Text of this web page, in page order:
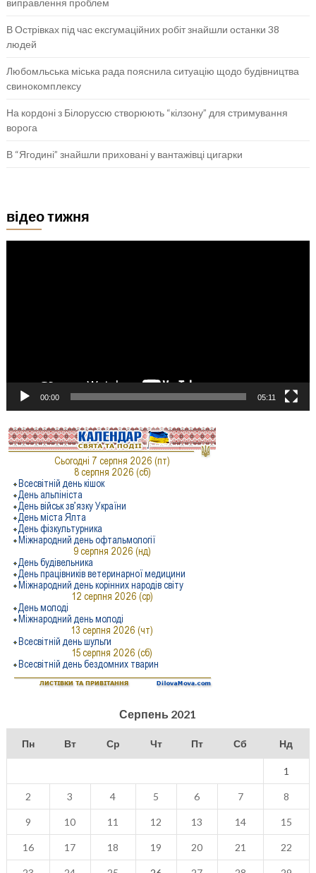
В Острівках під час ексгумаційних робіт знайшли останки 38
людей
Любомльська міська рада пояснила ситуацію щодо будівництва
свинокомплексу
На кордоні з Білоруссю створюють “кілзону” для стримування
ворога
В “Ягодині” знайшли приховані у вантажівці цигарки
відео тижня
00:00 05:11
Серпень 2021
Пн Вт Ср Чт Пт Сб Нд
1
2 3 4 5 6 7 8
9 10 11 12 13 14 15
16 17 18 19 20 21 22